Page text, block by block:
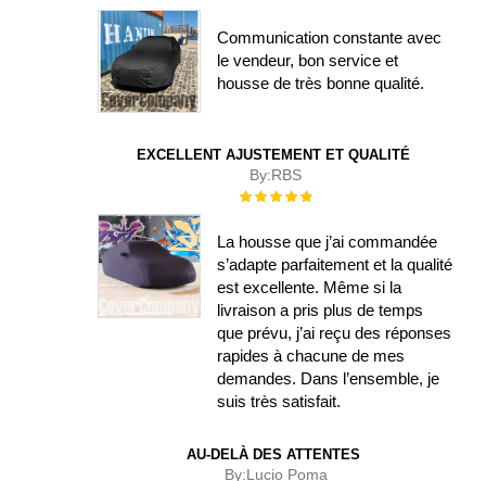
Communication constante avec
le vendeur, bon service et
housse de très bonne qualité.
EXCELLENT AJUSTEMENT ET QUALITÉ
By:RBS
Évaluation :
La housse que j’ai commandée
s’adapte parfaitement et la qualité
est excellente. Même si la
livraison a pris plus de temps
que prévu, j’ai reçu des réponses
rapides à chacune de mes
demandes. Dans l’ensemble, je
suis très satisfait.
AU-DELÀ DES ATTENTES
By:Lucio Poma